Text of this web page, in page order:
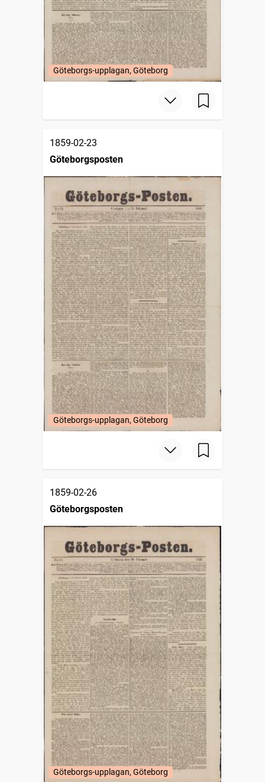
Göteborgs-upplagan, Göteborg
1859-02-23
Göteborgsposten
Göteborgs-upplagan, Göteborg
1859-02-26
Göteborgsposten
Göteborgs-upplagan, Göteborg